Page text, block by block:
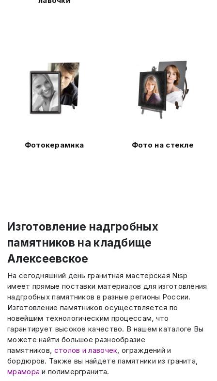
Фотокерамика Фото на стекле
Изготовление надгробных
памятников на кладбище
Алексеевское
На сегодняшний день гранитная мастерская Nisp
имеет прямые поставки материалов для изготовления
надгробных памятников в разные регионы России.
Изготовление памятников осуществляется по
новейшим технологическим процессам, что
гарантирует высокое качество. В нашем каталоге Вы
можете найти большое разнообразие
памятников, столов и лавочек, ограждений и
бордюров. Также вы найдете памятники из гранита,
мрамора и полимергранита.